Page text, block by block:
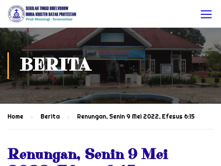
BERITA
Home Berita Renungan, Senin 9 Mei 2022, Efesus 6:15
Renungan, Senin 9 Mei